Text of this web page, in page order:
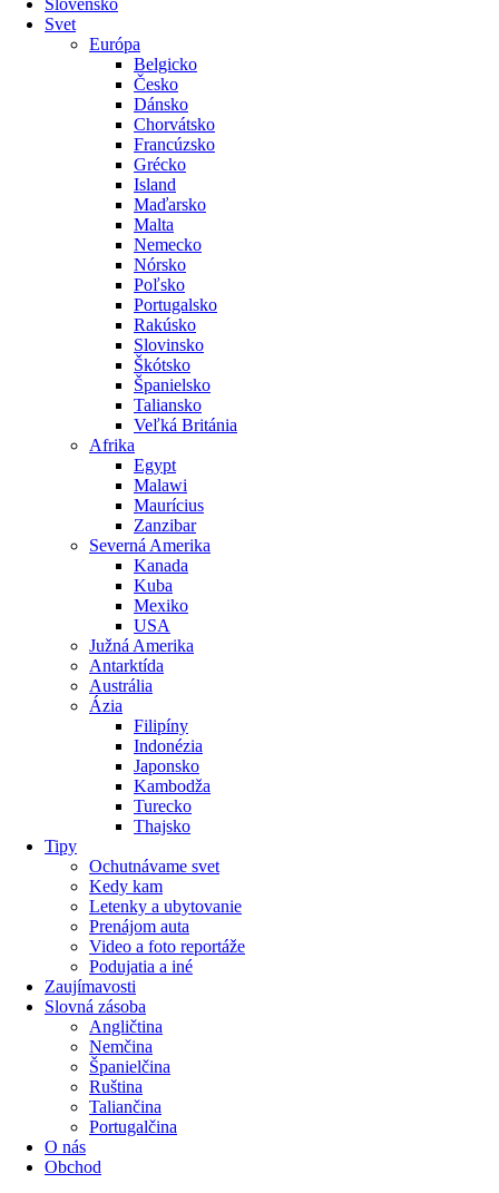
Slovensko
Svet
Európa
Belgicko
Česko
Dánsko
Chorvátsko
Francúzsko
Grécko
Island
Maďarsko
Malta
Nemecko
Nórsko
Poľsko
Portugalsko
Rakúsko
Slovinsko
Škótsko
Španielsko
Taliansko
Veľká Británia
Afrika
Egypt
Malawi
Maurícius
Zanzibar
Severná Amerika
Kanada
Kuba
Mexiko
USA
Južná Amerika
Antarktída
Austrália
Ázia
Filipíny
Indonézia
Japonsko
Kambodža
Turecko
Thajsko
Tipy
Ochutnávame svet
Kedy kam
Letenky a ubytovanie
Prenájom auta
Video a foto reportáže
Podujatia a iné
Zaujímavosti
Slovná zásoba
Angličtina
Nemčina
Španielčina
Ruština
Taliančina
Portugalčina
O nás
Obchod